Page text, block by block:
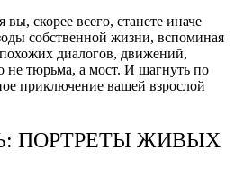
скорее всего, станете иначе
собственной жизни, вспоминая
диалогов, движений,
не тюрьма, а мост. И шагнуть по
приключение вашей взрослой
ПОРТРЕТЫ ЖИВЫХ